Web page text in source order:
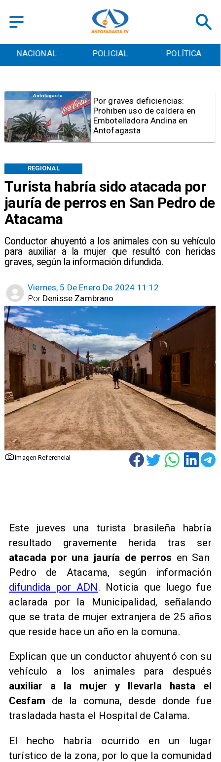
POLICIAL POLÍTICA CULTURA
Turista habría sido atacada por
jauría de perros en San Pedro de
Atacama
Conductor ahuyentó a los animales con su vehículo
para auxiliar a la mujer que resultó con heridas
graves, según la información difundida.
REGIONAL
Viernes, 5 De Enero De 2024 11:12
Denisse Zambrano
Por
Imagen Referencial
Policial
Mujer queda en prisión
preventiva por estafas con
falsos cupos de Serviu en
Antofagasta
Este jueves una turista brasileña habría
resultado gravemente herida tras ser
atacada por una jauría de perros en San
Pedro de Atacama, según información
difundida por ADN. Noticia que luego fue
aclarada por la Municipalidad, señalando
que se trata de mujer extranjera de 25 años
que reside hace un año en la comuna.
Explican que un conductor ahuyentó con su
vehículo a los animales para después
auxiliar a la mujer y llevarla hasta el
Cesfam de la comuna, desde donde fue
trasladada hasta el Hospital de Calama.
El hecho habría ocurrido en un lugar
turístico de la zona, por lo que la comunidad